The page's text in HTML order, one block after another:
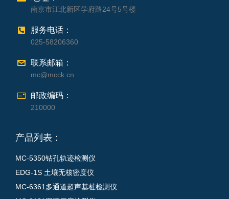
南京市江北新区学府路24号5号楼
服务电话：
025-58206360
联系邮箱：
mc@mcck.cn
邮政编码：
210000
产品列表：
MC-5350钻孔轨迹检测仪
EDG-1S 土壤无核密度仪
MC-6361多通道超声基桩检测仪